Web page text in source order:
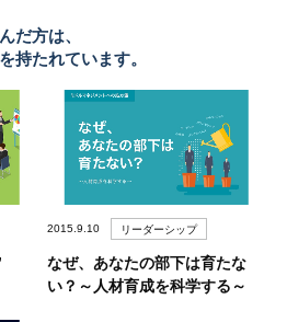
だ方は、
持たれています。
2015.9.10 リーダーシップ
なぜ、あなたの部下は育たな
い？～人材育成を科学する～